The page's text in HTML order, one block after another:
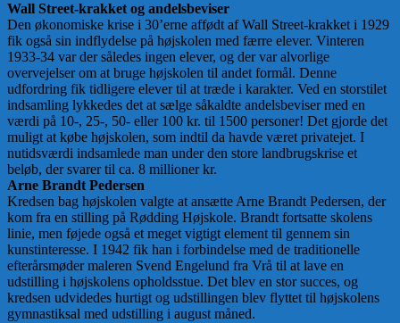
Wall Street-krakket og andelsbeviser
Den økonomiske krise i 30’erne affødt af Wall Street-krakket i 1929
fik også sin indflydelse på højskolen med færre elever. Vinteren
1933-34 var der således ingen elever, og der var alvorlige
overvejelser om at bruge højskolen til andet formål. Denne
udfordring fik tidligere elever til at træde i karakter. Ved en storstilet
indsamling lykkedes det at sælge såkaldte andelsbeviser med en
værdi på 10-, 25-, 50- eller 100 kr. til 1500 personer! Det gjorde det
muligt at købe højskolen, som indtil da havde været privatejet. I
nutidsværdi indsamlede man under den store landbrugskrise et
beløb, der svarer til ca. 8 millioner kr.
Arne Brandt Pedersen
Kredsen bag højskolen valgte at ansætte Arne Brandt Pedersen, der
kom fra en stilling på Rødding Højskole. Brandt fortsatte skolens
linie, men føjede også et meget vigtigt element til gennem sin
kunstinteresse. I 1942 fik han i forbindelse med de traditionelle
efterårsmøder maleren Svend Engelund fra Vrå til at lave en
udstilling i højskolens opholdsstue. Det blev en stor succes, og
kredsen udvidedes hurtigt og udstillingen blev flyttet til højskolens
gymnastiksal med udstilling i august måned.